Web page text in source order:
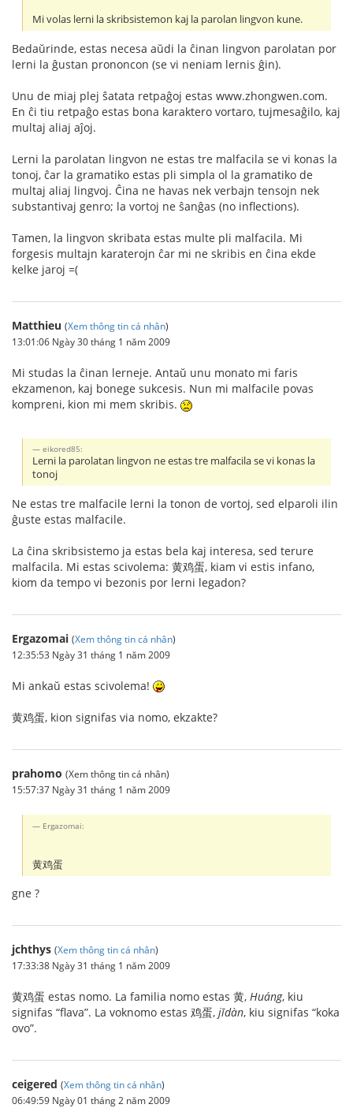
Mi volas lerni la skribsistemon kaj la parolan lingvon kune.
Bedaŭrinde, estas necesa aŭdi la ĉinan lingvon parolatan por
lerni la ĝustan prononcon (se vi neniam lernis ĝin).
Unu de miaj plej ŝatata retpaĝoj estas www.zhongwen.com.
En ĉi tiu retpaĝo estas bona karaktero vortaro, tujmesaĝilo, kaj
multaj aliaj aĵoj.
Lerni la parolatan lingvon ne estas tre malfacila se vi konas la
tonoj, ĉar la gramatiko estas pli simpla ol la gramatiko de
multaj aliaj lingvoj. Ĉina ne havas nek verbajn tensojn nek
substantivaj genro; la vortoj ne ŝanĝas (no inflections).
Tamen, la lingvon skribata estas multe pli malfacila. Mi
forgesis multajn karaterojn ĉar mi ne skribis en ĉina ekde
kelke jaroj =(
Matthieu (Xem thông tin cá nhân)
13:01:06 Ngày 30 tháng 1 năm 2009
Mi studas la ĉinan lerneje. Antaŭ unu monato mi faris
ekzamenon, kaj bonege sukcesis. Nun mi malfacile povas
kompreni, kion mi mem skribis.
eikored85:
Lerni la parolatan lingvon ne estas tre malfacila se vi konas la
tonoj
Ne estas tre malfacile lerni la tonon de vortoj, sed elparoli ilin
ĝuste estas malfacile.
La ĉina skribsistemo ja estas bela kaj interesa, sed terure
malfacila. Mi estas scivolema: 黄鸡蛋, kiam vi estis infano,
kiom da tempo vi bezonis por lerni legadon?
Ergazomai (Xem thông tin cá nhân)
12:35:53 Ngày 31 tháng 1 năm 2009
Mi ankaŭ estas scivolema!
黄鸡蛋, kion signifas via nomo, ekzakte?
prahomo (Xem thông tin cá nhân)
15:57:37 Ngày 31 tháng 1 năm 2009
Ergazomai:
黄鸡蛋
gne ?
jchthys (Xem thông tin cá nhân)
17:33:38 Ngày 31 tháng 1 năm 2009
黄鸡蛋 estas nomo. La familia nomo estas 黄, Huáng, kiu
signifas “flava”. La voknomo estas 鸡蛋, jīdàn, kiu signifas “koka
ovo”.
ceigered (Xem thông tin cá nhân)
06:49:59 Ngày 01 tháng 2 năm 2009